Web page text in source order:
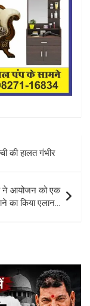
की हालत गंभीर
ने आयोजन को एक
का किया एलान…